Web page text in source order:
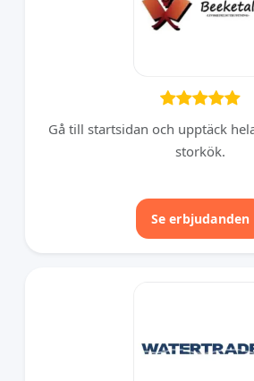
Gå till startsidan och upptäck
storkök.
Se erbjudanden